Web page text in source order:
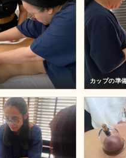
カップの準